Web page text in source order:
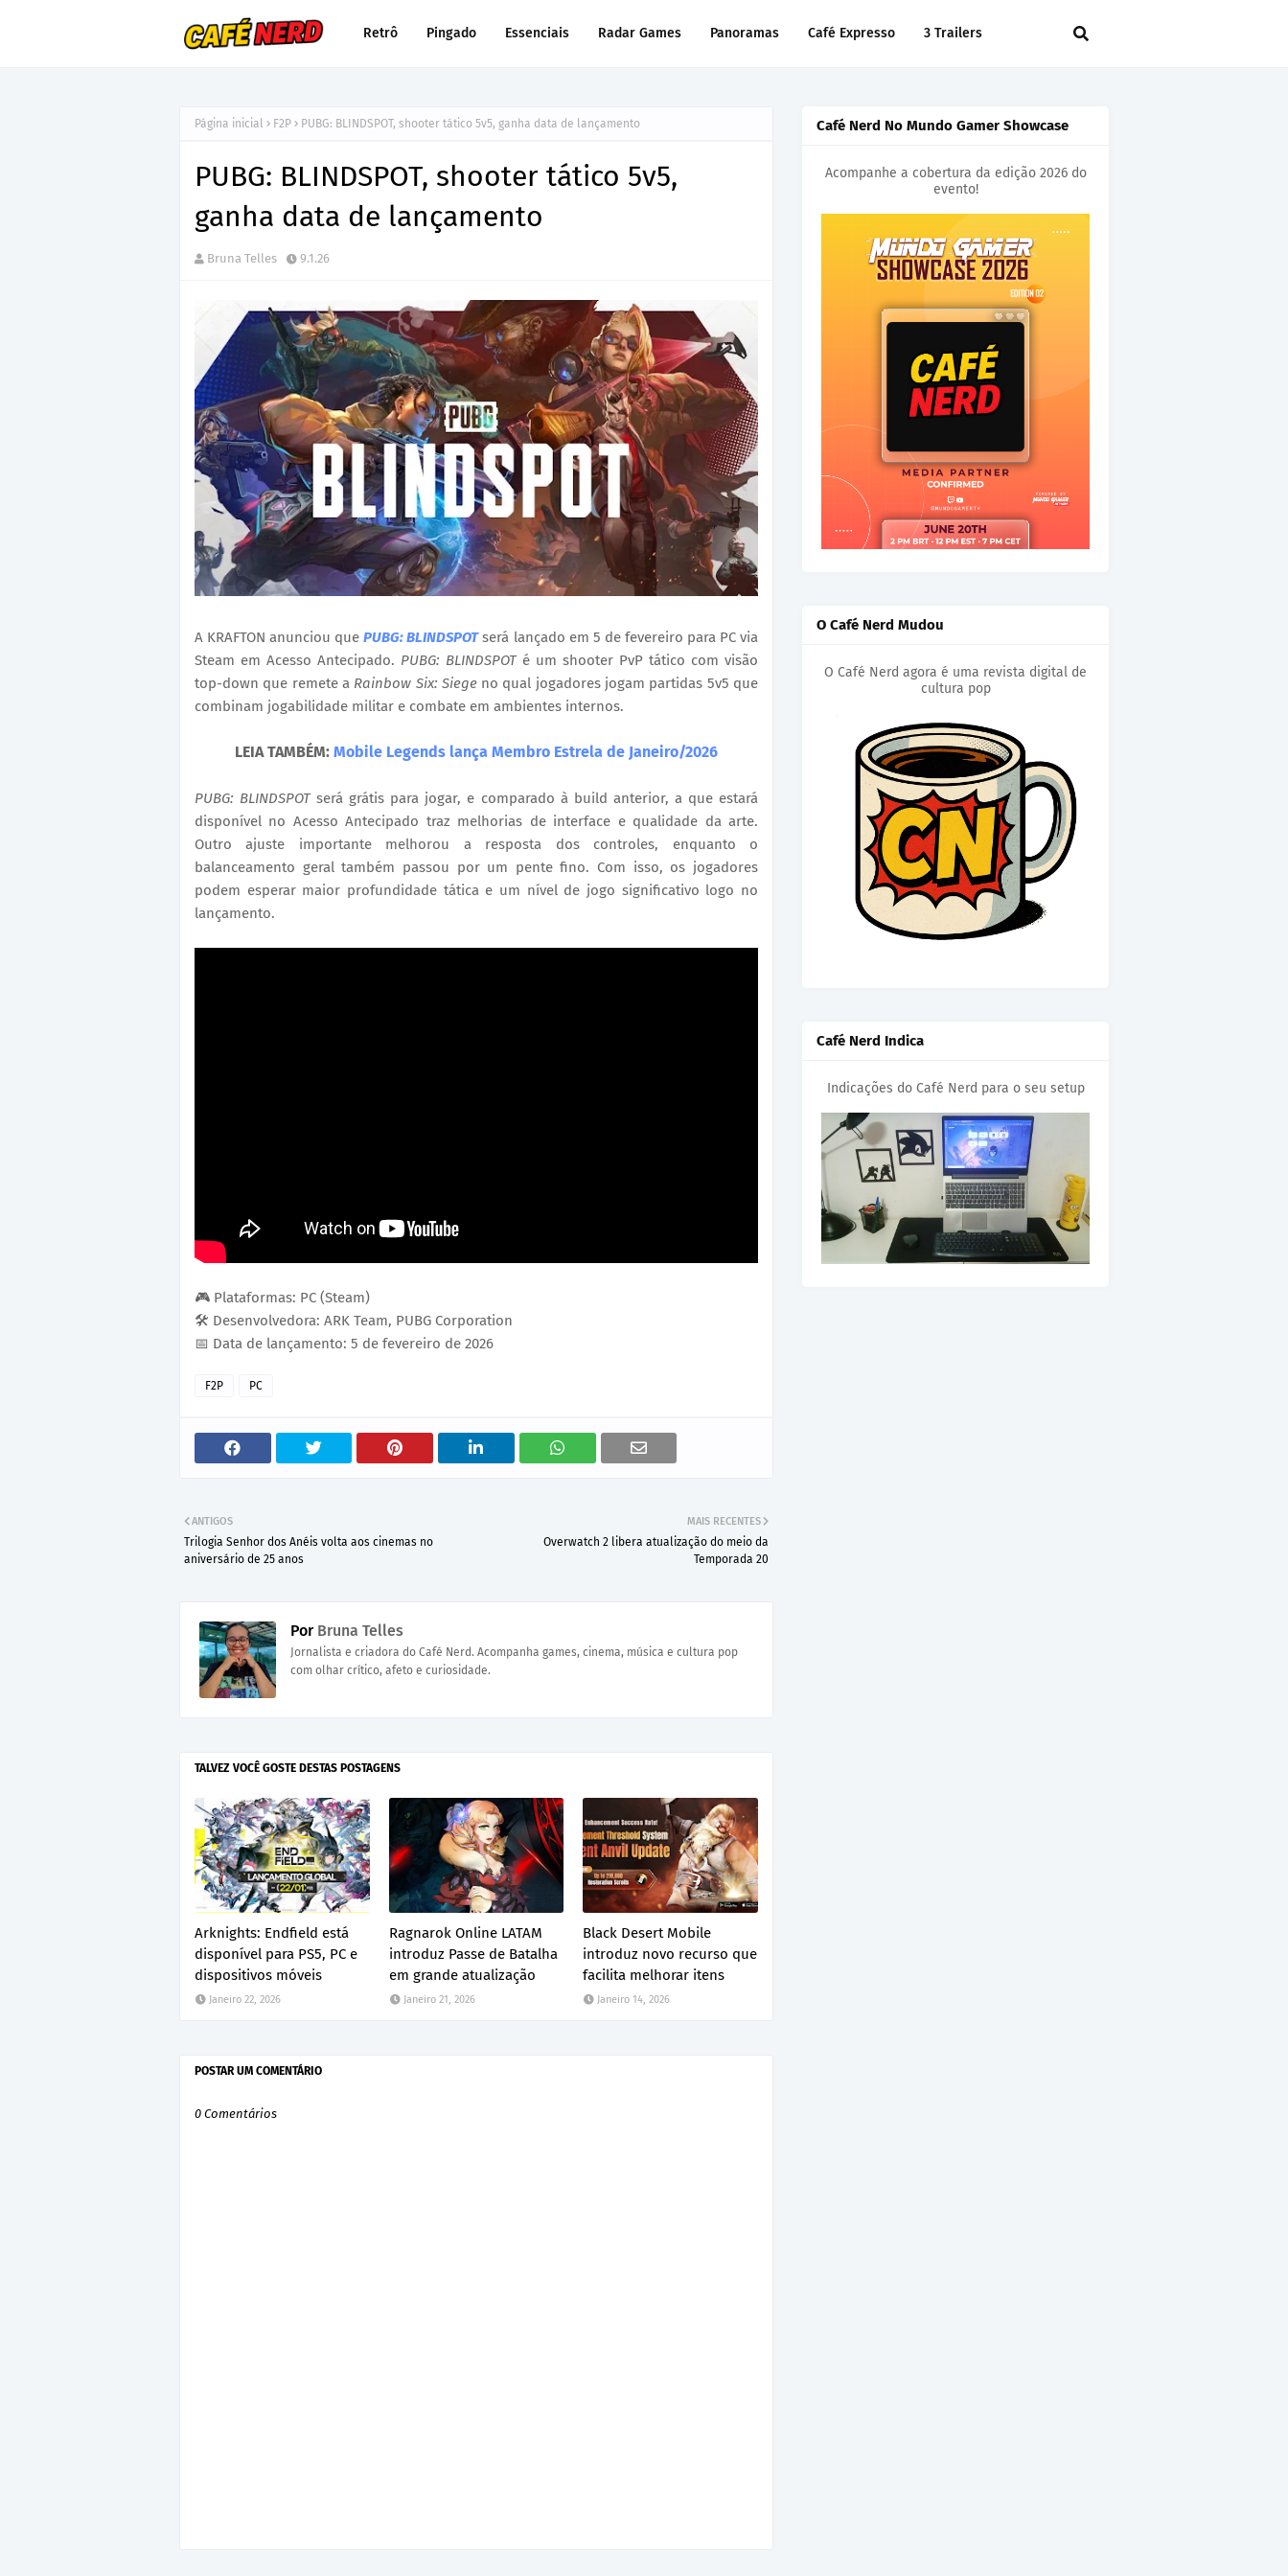
Retrô Pingado Essenciais Radar Games Panoramas Café Expresso 3 Trailers
Página inicial F2P PUBG: BLINDSPOT, shooter tático 5v5, ganha data de lançamento
PUBG: BLINDSPOT, shooter tático 5v5,
ganha data de lançamento
Bruna Telles 9.1.26
A KRAFTON anunciou quePUBG: BLINDSPOTserá lançado em 5 de fevereiro para PC via
Steam em Acesso Antecipado. PUBG: BLINDSPOTé um shooter PvP tático com visão
top-down que remete a Rainbow Six: Siegeno qual jogadores jogam partidas 5v5 que
combinam jogabilidade militar e combate em ambientes internos.
LEIA TAMBÉM: Mobile Legends lança Membro Estrela de Janeiro/2026
PUBG: BLINDSPOTserá grátis para jogar, e comparado à build anterior, a que estará
disponível no Acesso Antecipado traz melhorias de interface e qualidade da arte.
Outro ajuste importante melhorou a resposta dos controles, enquanto o
balanceamento geral também passou por um pente fino. Com isso, os jogadores
podem esperar maior profundidade tática e um nível de jogo significativo logo no
lançamento.
🎮 Plataformas: PC (Steam)
🛠️ Desenvolvedora: ARK Team, PUBG Corporation
📅 Data de lançamento: 5 de fevereiro de 2026
F2P PC
MAIS RECENTES
Overwatch 2 libera atualização do meio da
Temporada 20
ANTIGOS
Trilogia Senhor dos Anéis volta aos cinemas no
aniversário de 25 anos
PorBruna Telles
Jornalista e criadora do Café Nerd. Acompanha games, cinema, música e cultura pop
com olhar crítico, afeto e curiosidade.
TALVEZ VOCÊ GOSTE DESTAS POSTAGENS
Arknights: Endfield está
disponível para PS5, PC e
dispositivos móveis
Janeiro 22, 2026
Ragnarok Online LATAM
introduz Passe de Batalha
em grande atualização
Janeiro 21, 2026
Black Desert Mobile
introduz novo recurso que
facilita melhorar itens
Janeiro 14, 2026
POSTAR UM COMENTÁRIO
0 Comentários
Café Nerd No Mundo Gamer Showcase
Acompanhe a cobertura da edição 2026 do
evento!
O Café Nerd Mudou
O Café Nerd agora é uma revista digital de
cultura pop
Café Nerd Indica
Indicações do Café Nerd para o seu setup